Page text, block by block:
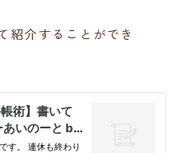
紹介することができ